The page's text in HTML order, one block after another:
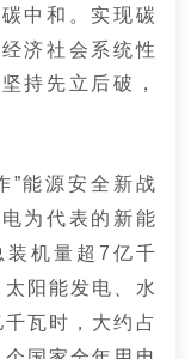
中和。实现碳
济社会系统性
持先立后破，
”能源安全新战
为代表的新能
装机量超7亿千
阳能发电、水
瓦时，大约占